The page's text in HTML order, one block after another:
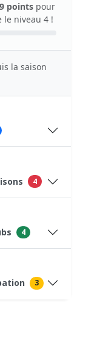
top 10 ⇒20)
type P)
points pour
le niveau 4 !
la saison
4
4
3